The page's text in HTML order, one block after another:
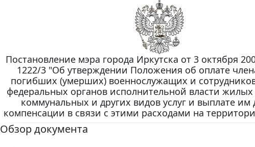
Постановление мэра города Иркутска от 3 октября
1222/3 "Об утверждении Положения об оплате
погибших (умерших) военнослужащих и
федеральных органов исполнительной власти
коммунальных и других видов услуг и выплате им
компенсации в связи с этими расходами на
Обзор документа